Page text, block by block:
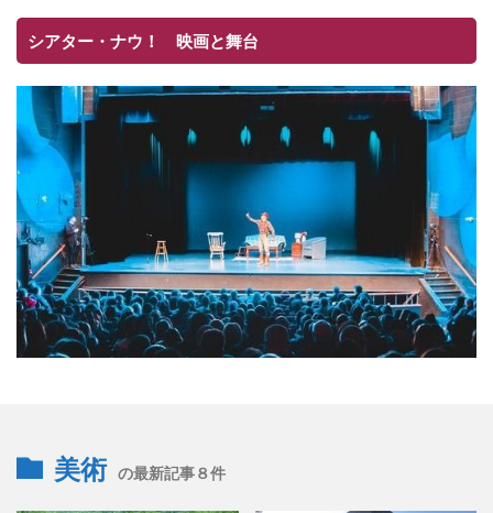
シアター・ナウ！ 映画と舞台
美術 の最新記事８件